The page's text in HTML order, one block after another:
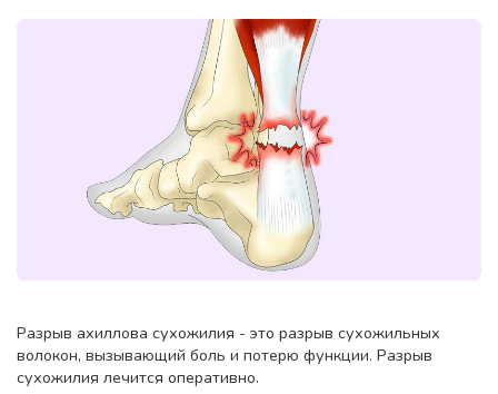
Разрыв ахиллова сухожилия - это разрыв сухожильных
волокон, вызывающий боль и потерю функции. Разрыв
сухожилия лечится оперативно.